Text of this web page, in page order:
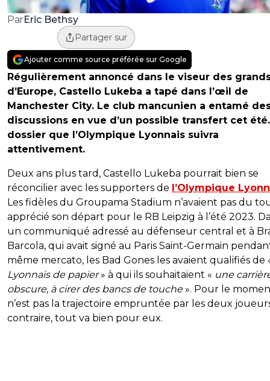
ParEric Bethsy
Partager sur
Ajouter comme source préférée sur Google
Régulièrement annoncé dans le viseur des
d’Europe, Castello Lukeba a tapé dans l’œil de
Manchester City. Le club mancunien a entamé
discussions en vue d’un possible transfert cet
dossier que l’Olympique Lyonnais suivra
attentivement.
Deux ans plus tard, Castello Lukeba pourrait bien se
réconcilier avec les supporters de l’Olympique
Les fidèles du Groupama Stadium n’avaient pas du
apprécié son départ pour le RB Leipzig à l’été 2023.
un communiqué adressé au défenseur central et à
Barcola, qui avait signé au Paris Saint-Germain
même mercato, les Bad Gones les avaient qualifiés de
Lyonnais de papier» à qui ils souhaitaient « une
obscure, à cirer des bancs de touche». Pour le
n’est pas la trajectoire empruntée par les deux
contraire, tout va bien pour eux.